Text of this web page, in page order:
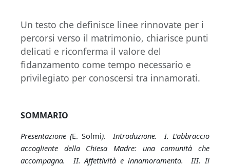
Un testo che definisce linee rinnovate per i
percorsi verso il matrimonio, chiarisce punti
delicati e riconferma il valore del
fidanzamento come tempo necessario e
privilegiato per conoscersi tra innamorati.
SOMMARIO
Presentazione (E. Solmi). Introduzione. I. L’abbraccio
accogliente della Chiesa Madre: una comunità che
accompagna. II. Affettività e innamoramento. III. Il